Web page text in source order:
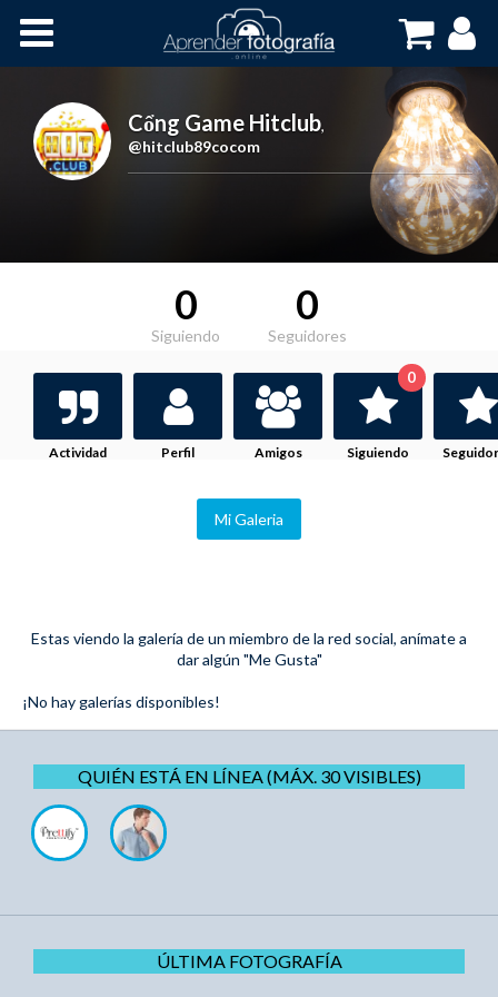
Cursos OnLine
Cổng Game Hitclub,
@hitclub89cocom
0
Siguiendo
0
Seguidores
Actividad Perfil Amigos Siguiendo
0
Mi Galeria
Estas viendo la galería de un miembro de la red social, anímate a
dar algún "Me Gusta"
¡No hay galerías disponibles!
QUIÉN ESTÁ EN LÍNEA (MÁX. 30 VISIBLES)
ÚLTIMA FOTOGRAFÍA